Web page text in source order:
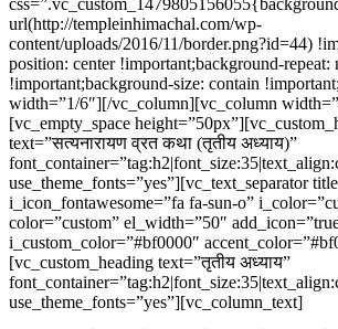
url(http://templeinhimachal.com/wp-
content/uploads/2016/11/border.png?id=44)
position: center !important;background-repeat:
!important;background-size: contain
width=”1/6″][/vc_column][vc_column
[vc_empty_space
text=”सत्यनारायण व्रत कथा (तृतीय अध्याय)”
use_theme_fonts=”yes”][vc_text_separator
i_icon_fontawesome=”fa fa-sun-o”
color=”custom” el_width=”50″
i_custom_color=”#bf0000″
[vc_custom_heading text=”तृतीय अध्याय”
use_theme_fonts=”yes”][vc_column_text]